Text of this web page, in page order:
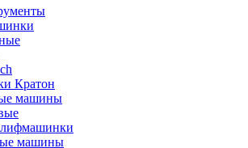
Кратон
машины
машины